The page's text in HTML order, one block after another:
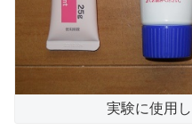
実験に使用